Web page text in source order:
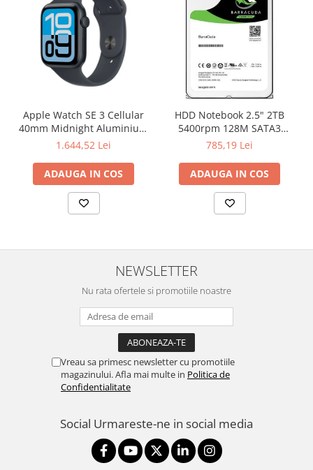
Apple Watch SE 3 Cellular
40mm Midnight Aluminium
Case with Midnight Sport
1.644,52 Lei
ADAUGA IN COS
HDD Notebook 2.5" 2TB
5400rpm 128M SATA3
SEAGATE
785,19 Lei
ADAUGA IN COS
NEWSLETTER
Nu rata ofertele si promotiile noastre
Vreau sa primesc newsletter cu promotiile
magazinului. Afla mai multe in Politica de
Confidentialitate
Social Urmareste-ne in social media